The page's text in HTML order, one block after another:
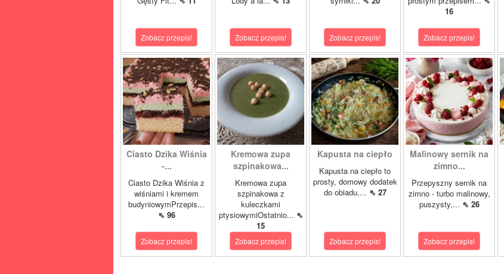
Zobacz przepis! Zobacz przepis! Zobacz przepis!
16
Zobacz przepis!
Ciasto Dzika Wiśnia
-...
Ciasto Dzika Wiśnia z
wiśniami i kremem
budyniowymPrzepis...
⇖ 96
Zobacz przepis!
Kremowa zupa
szpinakowa...
Kremowa zupa
szpinakowa z
kuleczkami
ptysiowymiOstatnio... ⇖
15
Zobacz przepis!
Kapusta na ciepło
Kapusta na ciepło to
prosty, domowy dodatek
do obiadu,... ⇖ 27
Zobacz przepis!
Malinowy sernik na
zimno...
Przepyszny sernik na
zimno - turbo malinowy,
puszysty,... ⇖ 26
Zobacz przepis!